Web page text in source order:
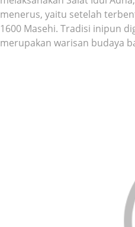
menerus, yaitu setelah
1600 Masehi. Tradisi inipun
merupakan warisan budaya